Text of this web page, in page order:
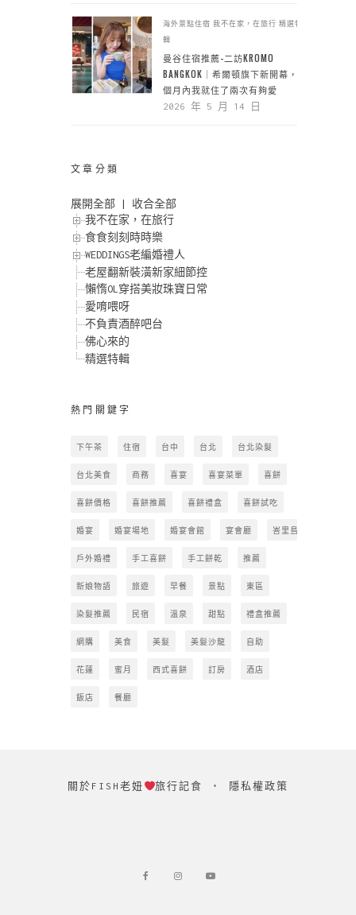
海外景點住宿 我不在家，在旅行 精選特
輯
曼谷住宿推薦-二訪KROMO
BANGKOK｜希爾頓旗下新開幕，一
個月內我就住了兩次有夠愛
2026 年 5 月 14 日
文章分類
展開全部
收合全部
我不在家，在旅行
食食刻刻時時樂
WEDDINGS老編婚禮人
老屋翻新裝潢新家細節控
懶惰OL穿搭美妝珠寶日常
愛唷喂呀
不負責酒醉吧台
佛心來的
精選特輯
熱門關鍵字
下午茶 住宿 台中 台北 台北染髮
台北美食 商務 喜宴 喜宴菜單 喜餅
喜餅價格 喜餅推薦 喜餅禮盒 喜餅試吃
婚宴 婚宴場地 婚宴會館 宴會廳 峇里島
戶外婚禮 手工喜餅 手工餅乾 推薦
新娘物語 旅遊 早餐 景點 東區
染髮推薦 民宿 溫泉 甜點 禮盒推薦
網購 美食 美髮 美髮沙龍 自助
花蓮 蜜月 西式喜餅 訂房 酒店
飯店 餐廳
關於FISH老妞 旅行記食 ‧ 隱私權政策